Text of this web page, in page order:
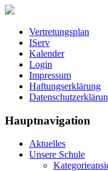
Vertretungsplan
IServ
Kalender
Login
Impressum
Haftungserklärung
Hauptnavigation
Aktuelles
Unsere Schule